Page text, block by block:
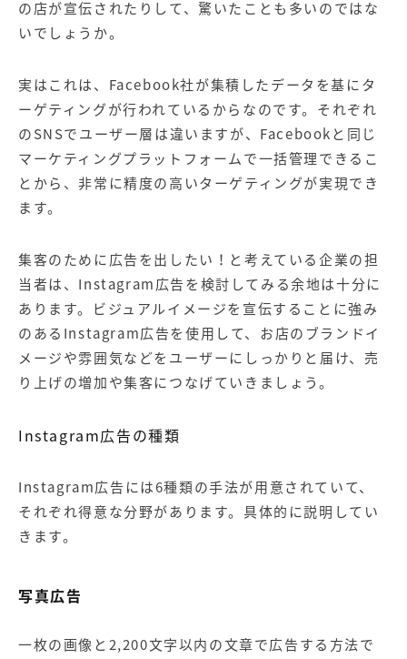
の店が宣伝されたりして、驚いたことも多いのではな
いでしょうか。
実はこれは、Facebook社が集積したデータを基にタ
ーゲティングが行われているからなのです。それぞれ
のSNSでユーザー層は違いますが、Facebookと同じ
マーケティングプラットフォームで一括管理できるこ
とから、非常に精度の高いターゲティングが実現でき
ます。
集客のために広告を出したい！と考えている企業の担
当者は、Instagram広告を検討してみる余地は十分に
あります。ビジュアルイメージを宣伝することに強み
のあるInstagram広告を使用して、お店のブランドイ
メージや雰囲気などをユーザーにしっかりと届け、売
り上げの増加や集客につなげていきましょう。
Instagram広告の種類
Instagram広告には6種類の手法が用意されていて、
それぞれ得意な分野があります。具体的に説明してい
きます。
写真広告
一枚の画像と2,200文字以内の文章で広告する方法で